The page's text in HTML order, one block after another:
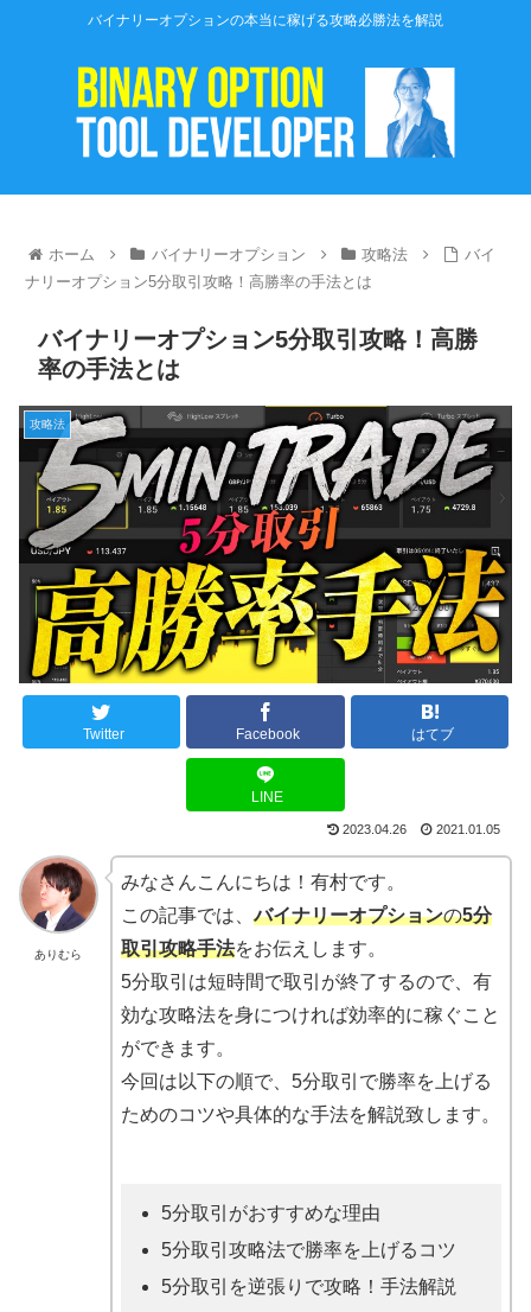
バイナリーオプションの本当に稼げる攻略必勝法を解説
ホーム バイナリーオプション 攻略法
バイ
ナリーオプション5分取引攻略！高勝率の手法とは
バイナリーオプション5分取引攻略！高勝
率の手法とは
攻略法
Twitter Facebook はてブ
LINE
2023.04.26 2021.01.05
ありむら
みなさんこんにちは！有村です。
この記事では、バイナリーオプションの5分
取引攻略手法をお伝えします。
5分取引は短時間で取引が終了するので、有
効な攻略法を身につければ効率的に稼ぐこと
ができます。
今回は以下の順で、5分取引で勝率を上げる
ためのコツや具体的な手法を解説致します。
5分取引がおすすめな理由
5分取引攻略法で勝率を上げるコツ
5分取引を逆張りで攻略！手法解説